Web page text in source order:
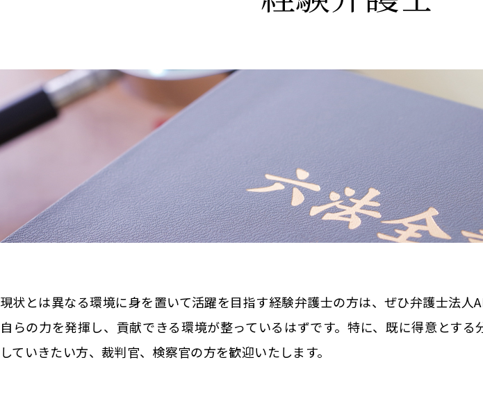
現状とは異なる環境に身を置いて活躍を目指す経験弁護士の方は、ぜひ弁護士法人
自らの力を発揮し、貢献できる環境が整っているはずです。特に、既に得意とす
していきたい方、裁判官、検察官の方を歓迎いたします。